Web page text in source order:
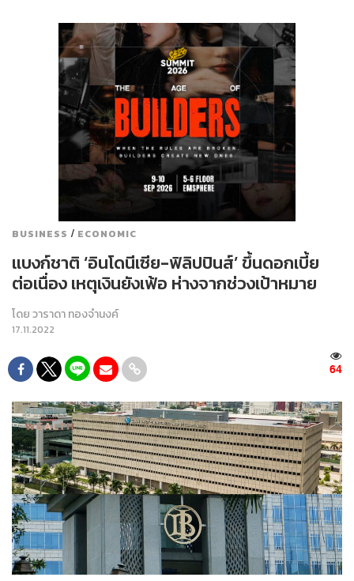
BUSINESS / ECONOMIC
แบงก์ชาติ ‘อินโดนีเซีย-ฟิลิปปินส์’ ขึ้นดอกเบี้ย
ต่อเนื่อง เหตุเงินยังเฟ้อ ห่างจากช่วงเป้าหมาย
โดยวาราดา ทองจำนงค์
17.11.2022
64